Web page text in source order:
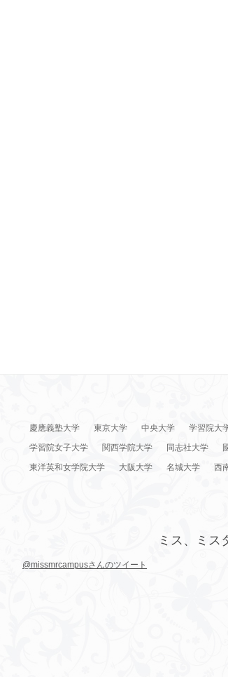
慶應義塾大学 東京大学 中央大学 学習院大
学習院女子大学
関西学院大学 同志社大学
東洋英和女学院大学
大阪大学 名城大学 西
ミス、ミス
@missmrcampusさんのツイート